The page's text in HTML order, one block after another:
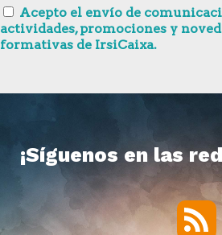
Acepto el envío de
actividades, promociones y
formativas de IrsiCaixa.
¡Síguenos en las
RSS